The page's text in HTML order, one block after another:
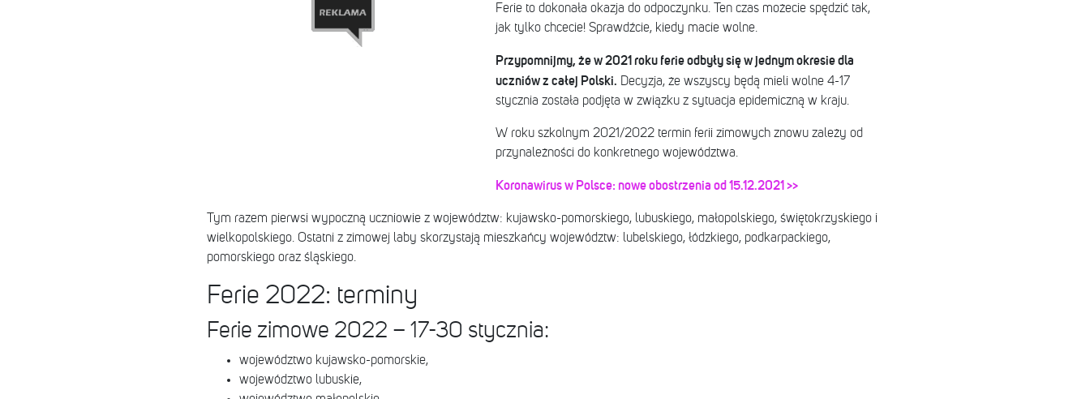
Ferie to dokonała okazja do odpoczynku. Ten czas możecie spędzić tak,
jak tylko chcecie! Sprawdźcie, kiedy macie wolne.
Przypomnijmy, że w 2021 roku ferie odbyły się w jednym okresie dla
uczniów z całej Polski. Decyzja, że wszyscy będą mieli wolne 4-17
stycznia została podjęta w związku z sytuacja epidemiczną w kraju.
W roku szkolnym 2021/2022 termin ferii zimowych znowu zależy od
przynależności do konkretnego województwa.
Koronawirus w Polsce: nowe obostrzenia od 15.12.2021 >>
Tym razem pierwsi wypoczną uczniowie z województw: kujawsko-pomorskiego, lubuskiego, małopolskiego, świętokrzyskiego i
wielkopolskiego. Ostatni z zimowej laby skorzystają mieszkańcy województw: lubelskiego, łódzkiego, podkarpackiego,
pomorskiego oraz śląskiego.
Ferie 2022: terminy
Ferie zimowe 2022 – 17-30 stycznia:
województwo kujawsko-pomorskie,
województwo lubuskie,